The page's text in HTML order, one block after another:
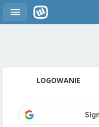
LOGOWANIE